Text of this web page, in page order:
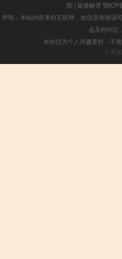
图 | 疑难解答 鄂ICP
声明：本站内容来自互联网，如信息有错误
会及时纠正
本站仅为个人兴趣爱好，不
小男孩